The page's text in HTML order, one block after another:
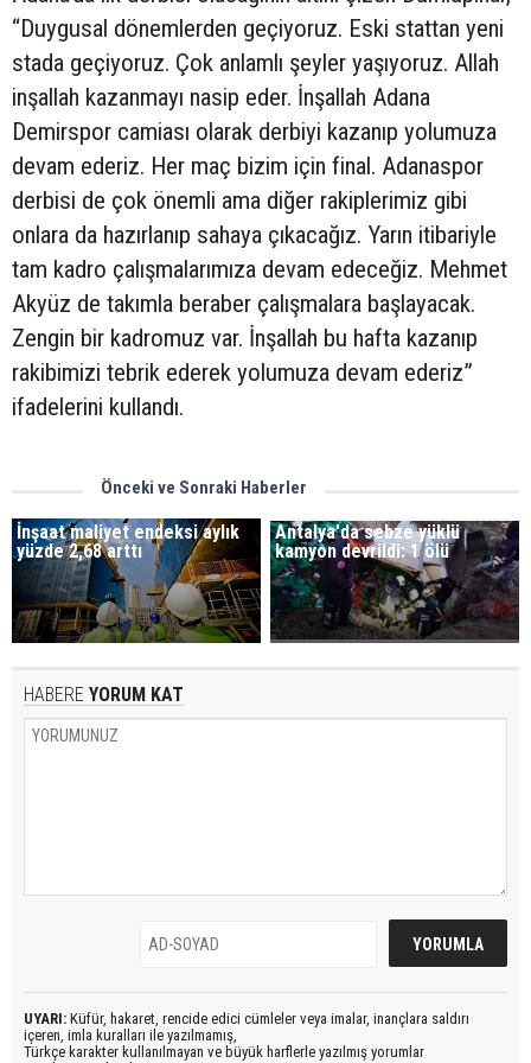
“Duygusal dönemlerden geçiyoruz. Eski stattan yeni
stada geçiyoruz. Çok anlamlı şeyler yaşıyoruz. Allah
inşallah kazanmayı nasip eder. İnşallah Adana
Demirspor camiası olarak derbiyi kazanıp yolumuza
devam ederiz. Her maç bizim için final. Adanaspor
derbisi de çok önemli ama diğer rakiplerimiz gibi
onlara da hazırlanıp sahaya çıkacağız. Yarın itibariyle
tam kadro çalışmalarımıza devam edeceğiz. Mehmet
Akyüz de takımla beraber çalışmalara başlayacak.
Zengin bir kadromuz var. İnşallah bu hafta kazanıp
rakibimizi tebrik ederek yolumuza devam ederiz”
ifadelerini kullandı.
Önceki ve Sonraki Haberler
İnşaat maliyet endeksi aylık
yüzde 2,68 arttı
Antalya'da sebze yüklü
kamyon devrildi: 1 ölü
HABERE YORUM KAT
UYARI: Küfür, hakaret, rencide edici cümleler veya imalar, inançlara saldırı
içeren, imla kuralları ile yazılmamış,
Türkçe karakter kullanılmayan ve büyük harflerle yazılmış yorumlar